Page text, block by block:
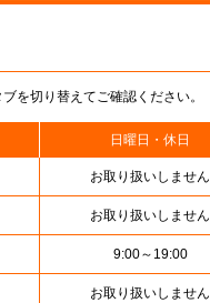
を切り替えてご確認ください。
日曜日・休日
お取り扱いしません
お取り扱いしません
9:00～19:00
お取り扱いしません